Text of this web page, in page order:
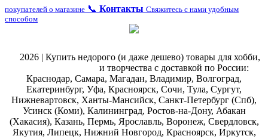
покупателей о магазине 📞 Контакты Свяжитесь с нами удобным
способом
2026 | Купить недорого (и даже дешево) товары для хобби,
и творчества с доставкой по России:
Краснодар, Самара, Магадан, Владимир, Волгоград,
Екатеринбург, Уфа, Красноярск, Сочи, Тула, Сургут,
Нижневартовск, Ханты-Мансийск, Санкт-Петербург (Спб),
Усинск (Коми), Калининград, Ростов-на-Дону, Абакан
(Хакасия), Казань, Пермь, Ярославль, Воронеж, Свердловск,
Якутия, Липецк, Нижний Новгород, Красноярск, Иркутск,